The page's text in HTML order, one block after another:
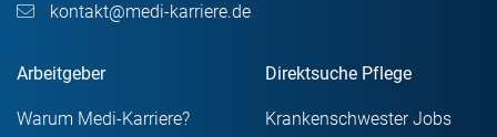
kontakt@medi-karriere.de
Arbeitgeber
Warum Medi-Karriere?
Direktsuche Pflege
Krankenschwester Jobs